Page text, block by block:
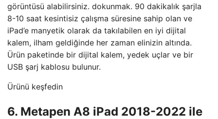
görüntüsü alabilirsiniz. dokunmak. 90 dakikalık şarjla
8-10 saat kesintisiz çalışma süresine sahip olan ve
iPad’e manyetik olarak da takılabilen en iyi dijital
kalem, ilham geldiğinde her zaman elinizin altında.
Ürün paketinde bir dijital kalem, yedek uçlar ve bir
USB şarj kablosu bulunur.
Ürünü keşfedin
6. Metapen A8 iPad 2018-2022 ile